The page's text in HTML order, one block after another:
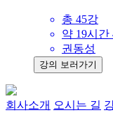
총 45강
약 19시간
권동성
강의 보러가기
회사소개 오시는 길